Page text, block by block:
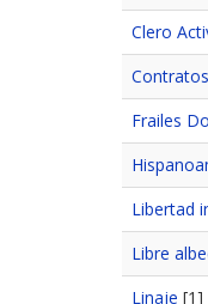
Clero
Frailes
Libertad
Libre
Linaje [1]